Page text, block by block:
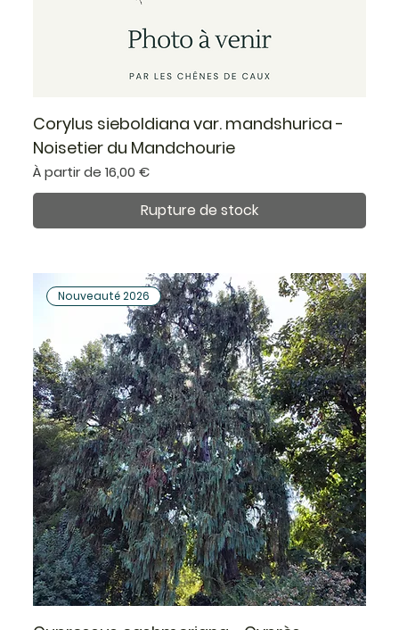
Corylus sieboldiana var. mandshurica -
Noisetier du Mandchourie
À partir de16,00 €
Prix promotionnel
Rupture de stock
Nouveauté 2026